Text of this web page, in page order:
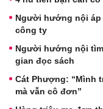
Người hướng nội
công ty
Người hướng nội
gian đọc sách
Cát Phượng: “Mình
mà vẫn cô đơn”